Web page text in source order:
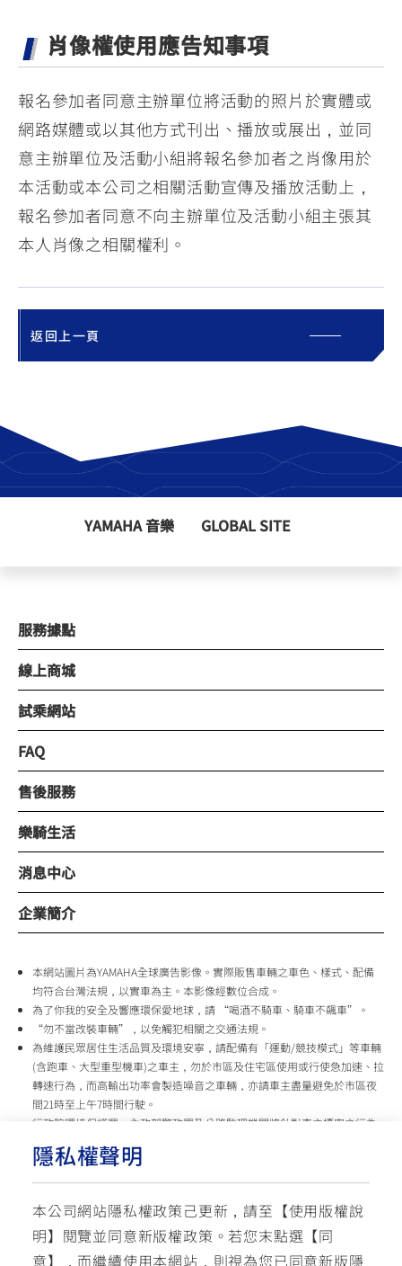
隱私權聲明
本公司網站隱私權政策己更新，請至【使用版權說
明】閱覽並同意新版權政策。 若您末點選【同
意】，而繼續使用本網站，則視為您已同意新版隱
肖像權使用應告知事項
報名參加者同意主辦單位將活動的照片於實體或
網路媒體或以其他方式刊出、播放或展出，並同
意主辦單位及活動小組將報名參加者之肖像用於
本活動或本公司之相關活動宣傳及播放活動上，
報名參加者同意不向主辦單位及活動小組主張其
本人肖像之相關權利。
返回上一頁
YAMAHA 音樂 GLOBAL SITE
服務據點
線上商城
試乘網站
FAQ
售後服務
樂騎生活
消息中心
企業簡介
本網站圖片為YAMAHA全球廣告影像。實際販售車輛之車色、樣式、配備
均符合台灣法規，以實車為主。本影像經數位合成。
為了你我的安全及響應環保愛地球，請 “喝酒不騎車、騎車不飆車”。
“勿不當改裝車輛”，以免觸犯相關之交通法規。
為維護民眾居住生活品質及環境安寧，請配備有「運動/競技模式」等車輛
(含跑車、大型重型機車)之車主，勿於市區及住宅區使用或行使急加速、拉
轉速行為，而高輸出功率會製造噪音之車輛，亦請車主盡量避免於市區夜
間21時至上午7時間行駛。
行政院環境保護署、內政部警政署及公路監理機關將針對車主擾寧之行為
台灣山葉機車 關心您
使用版權說明 隱私權政策 交通安全入口網
☏ 免付費客服專線: 0800-631-680 ✉ 聯繫客服